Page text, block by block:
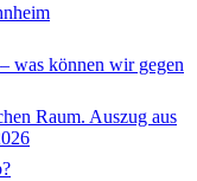
was können wir gegen
Raum. Auszug aus